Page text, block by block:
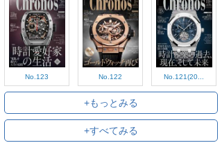
No.123 No.122 No.121(20...
+もっとみる
+すべてみる